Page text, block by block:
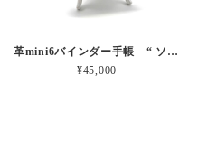
革mini6バインダー手帳 “ ソーダ・セサミシェイク 昼下がりのお茶会” 本革
¥45,000